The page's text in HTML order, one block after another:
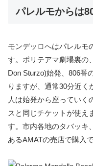
パレルモからは
モンデッロへはパレルモ
す。ポリテアマ劇場裏の
Don Sturzo)始発、806番
りますが、通常30分近
人は始発から座っていく
スと同じチケットが使え
す。市内各地のタバッキ
あるAMATの売店で購入で